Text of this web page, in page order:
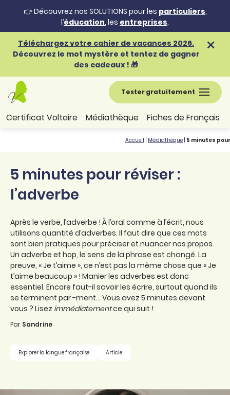
👉 Découvrez nos SOLUTIONS pour les particuliers,
l’éducation, les entreprises.
Téléchargez votre cahier de vacances 2026.
Découvrez le mot mystère et tentez de gagner
des cadeaux ! 🎁
Tester gratuitement
Certificat Voltaire Médiathèque Fiches de Français
Accueil Médiathèque 5 minutes
5 minutes pour réviser :
l’adverbe
Après le verbe, l’adverbe ! À l’oral comme à l’écrit, nous
utilisons quantité d’adverbes. Il faut dire que ces mots
sont bien pratiques pour préciser et nuancer nos propos.
Un adverbe et hop, le sens de la phrase est changé. La
preuve, « Je t’aime », ce n’est pas la même chose que « Je
t’aime beaucoup » ! Manier les adverbes est donc
essentiel. Encore faut-il savoir les écrire, surtout quand ils
se terminent par -ment... Vous avez 5 minutes devant
vous ? Lisez immédiatementce qui suit !
Par Sandrine
Explorer la langue française Article